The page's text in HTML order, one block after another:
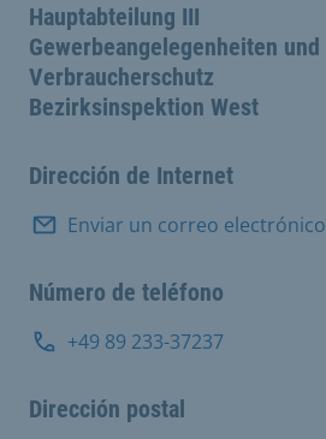
Hauptabteilung III
Gewerbeangelegenheiten und
Verbraucherschutz
Bezirksinspektion West
Dirección de Internet
Enviar un correo electrónico
Número de teléfono
+49 89 233-37237
Dirección postal